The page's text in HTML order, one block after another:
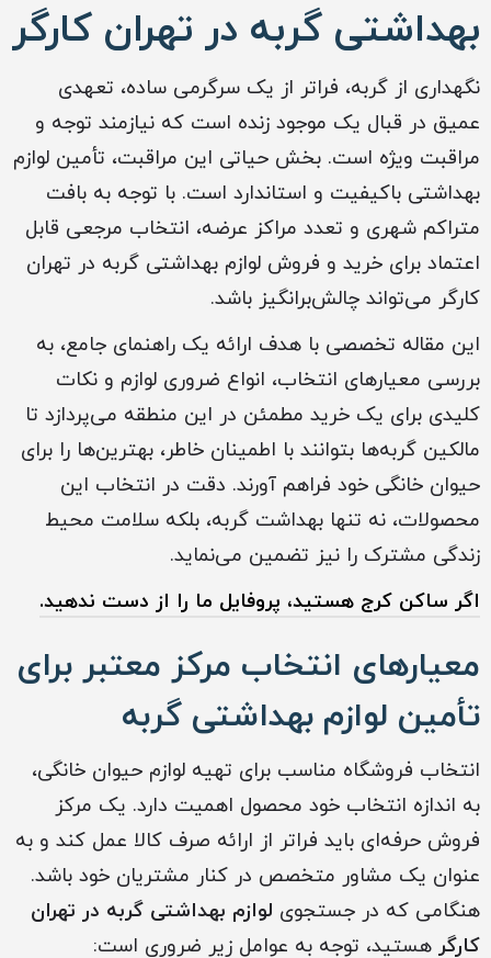
بهداشتی گربه‌ در تهران کارگر
نگهداری از گربه، فراتر از یک سرگرمی ساده، تعهدی
عمیق در قبال یک موجود زنده است که نیازمند توجه و
مراقبت ویژه است. بخش حیاتی این مراقبت، تأمین لوازم
بهداشتی باکیفیت و استاندارد است. با توجه به بافت
متراکم شهری و تعدد مراکز عرضه، انتخاب مرجعی قابل
اعتماد برای خرید و فروش لوازم بهداشتی گربه‌ در تهران
کارگر می‌تواند چالش‌برانگیز باشد.
این مقاله تخصصی با هدف ارائه یک راهنمای جامع، به
بررسی معیارهای انتخاب، انواع ضروری لوازم و نکات
کلیدی برای یک خرید مطمئن در این منطقه می‌پردازد تا
مالکین گربه‌ها بتوانند با اطمینان خاطر، بهترین‌ها را برای
حیوان خانگی خود فراهم آورند. دقت در انتخاب این
محصولات، نه تنها بهداشت گربه، بلکه سلامت محیط
زندگی مشترک را نیز تضمین می‌نماید.
اگر ساکن ‏کرج هستید، پروفایل ما را از دست ندهید.
معیارهای انتخاب مرکز معتبر برای
تأمین لوازم بهداشتی گربه‌
انتخاب فروشگاه مناسب برای تهیه لوازم حیوان خانگی،
به اندازه انتخاب خود محصول اهمیت دارد. یک مرکز
فروش حرفه‌ای باید فراتر از ارائه صرف کالا عمل کند و به
عنوان یک مشاور متخصص در کنار مشتریان خود باشد.
هنگامی که در جستجوی لوازم بهداشتی گربه‌ در تهران
کارگر هستید، توجه به عوامل زیر ضروری است: